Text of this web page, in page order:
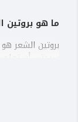
ما هو بروتين
بروتين الشعر